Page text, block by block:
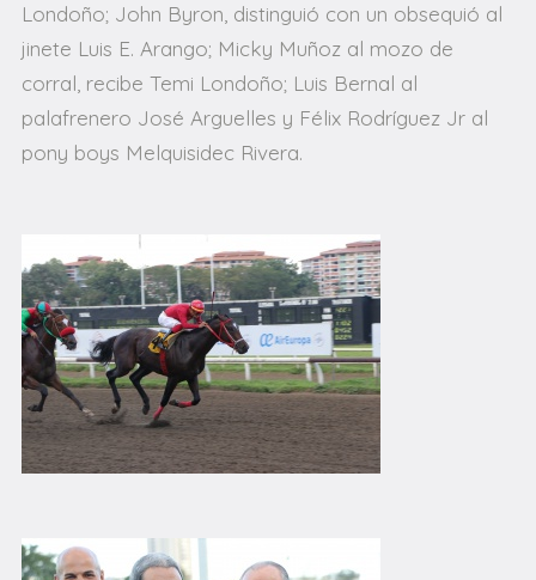
Londoño; John Byron, distinguió con un obsequió al
jinete Luis E. Arango; Micky Muñoz al mozo de
corral, recibe Temi Londoño; Luis Bernal al
palafrenero José Arguelles y Félix Rodríguez Jr al
pony boys Melquisidec Rivera.